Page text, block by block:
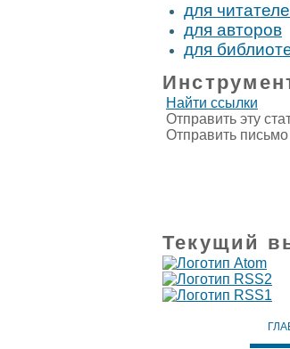
для
для авторов
для
Найти ссылки
Отправить эту
Отправить
Текущий